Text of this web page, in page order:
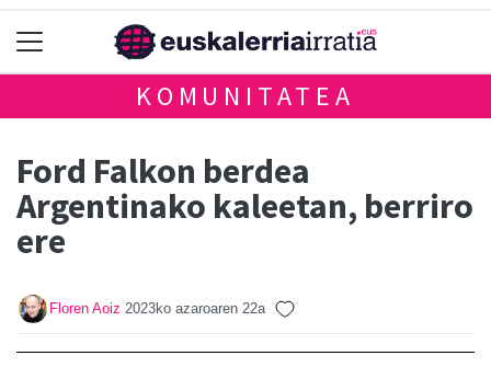
KOMUNITATEA
Ford Falkon berdea
Argentinako kaleetan, berriro
ere
Floren Aoiz 2023ko azaroaren 22a